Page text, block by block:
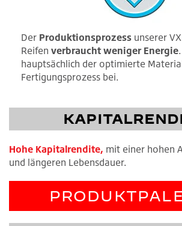
Der Produktionsprozess unserer
Reifen verbraucht weniger Energie
hauptsächlich der optimierte
Fertigungsprozess bei.
Hohe Kapitalrendite, mit einer hohen
und längeren Lebensdauer.